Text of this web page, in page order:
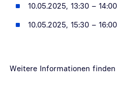
10.05.2025, 13:30 –
10.05.2025, 15:30 –
Weitere Informationen finden